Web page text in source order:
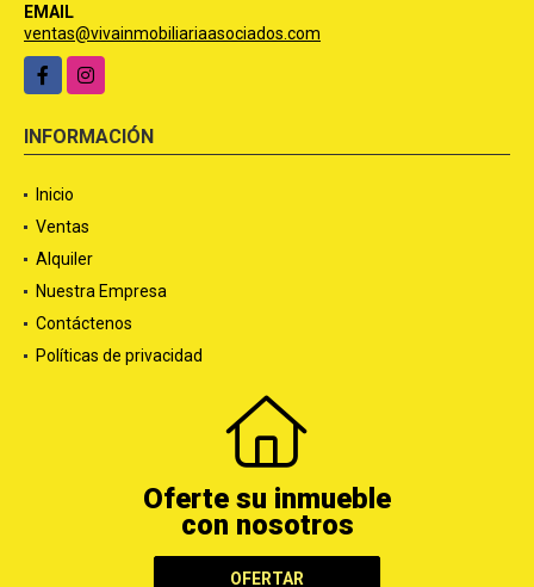
EMAIL
ventas@vivainmobiliariaasociados.com
FacebookInstagram
INFORMACIÓN
Inicio
Ventas
Alquiler
Nuestra Empresa
Contáctenos
Políticas de privacidad
Oferte su inmueble
con nosotros
OFERTAR